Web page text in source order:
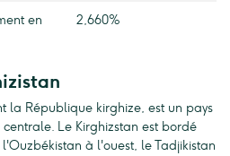
en
2,660%
la République kirghize, est un pays
Le Kirghizstan est bordé
à l'ouest, le Tadjikistan